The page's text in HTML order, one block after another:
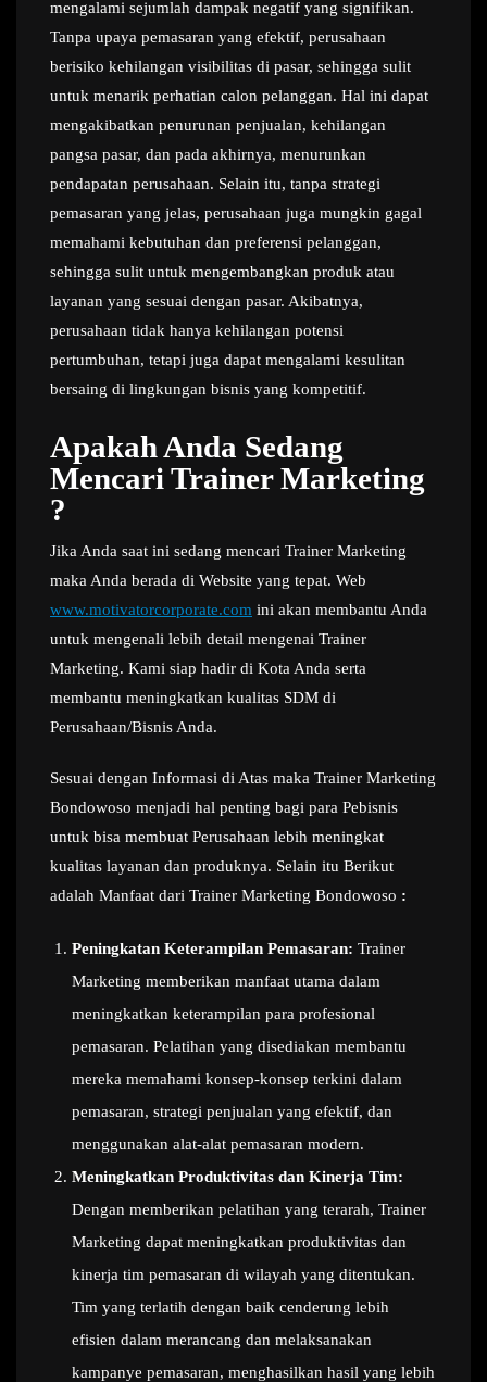
mengalami sejumlah dampak negatif yang signifikan.
Tanpa upaya pemasaran yang efektif, perusahaan
berisiko kehilangan visibilitas di pasar, sehingga sulit
untuk menarik perhatian calon pelanggan. Hal ini dapat
mengakibatkan penurunan penjualan, kehilangan
pangsa pasar, dan pada akhirnya, menurunkan
pendapatan perusahaan. Selain itu, tanpa strategi
pemasaran yang jelas, perusahaan juga mungkin gagal
memahami kebutuhan dan preferensi pelanggan,
sehingga sulit untuk mengembangkan produk atau
layanan yang sesuai dengan pasar. Akibatnya,
perusahaan tidak hanya kehilangan potensi
pertumbuhan, tetapi juga dapat mengalami kesulitan
bersaing di lingkungan bisnis yang kompetitif.
Apakah Anda Sedang
Mencari Trainer Marketing
?
Jika Anda saat ini sedang mencari Trainer Marketing
maka Anda berada di Website yang tepat. Web
www.motivatorcorporate.com ini akan membantu Anda
untuk mengenali lebih detail mengenai Trainer
Marketing. Kami siap hadir di Kota Anda serta
membantu meningkatkan kualitas SDM di
Perusahaan/Bisnis Anda.
Sesuai dengan Informasi di Atas maka Trainer Marketing
Bondowoso menjadi hal penting bagi para Pebisnis
untuk bisa membuat Perusahaan lebih meningkat
kualitas layanan dan produknya. Selain itu Berikut
adalah Manfaat dari Trainer Marketing Bondowoso :
Peningkatan Keterampilan Pemasaran: Trainer
Marketing memberikan manfaat utama dalam
meningkatkan keterampilan para profesional
pemasaran. Pelatihan yang disediakan membantu
mereka memahami konsep-konsep terkini dalam
pemasaran, strategi penjualan yang efektif, dan
menggunakan alat-alat pemasaran modern.
Meningkatkan Produktivitas dan Kinerja Tim:
Dengan memberikan pelatihan yang terarah, Trainer
Marketing dapat meningkatkan produktivitas dan
kinerja tim pemasaran di wilayah yang ditentukan.
Tim yang terlatih dengan baik cenderung lebih
efisien dalam merancang dan melaksanakan
kampanye pemasaran, menghasilkan hasil yang lebih